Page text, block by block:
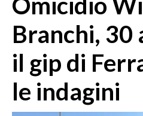
MEDIO CAMPIDANO
SASSARI E PROVINCIA
GALLURA
NUORO E PROVINCIA
OGLIASTRA
AGENDA
Branchi, 30
il gip di
le indagini